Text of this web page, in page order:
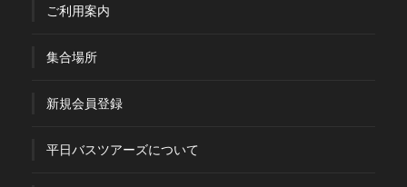
ご利用案内
集合場所
新規会員登録
平日バスツアーズについて